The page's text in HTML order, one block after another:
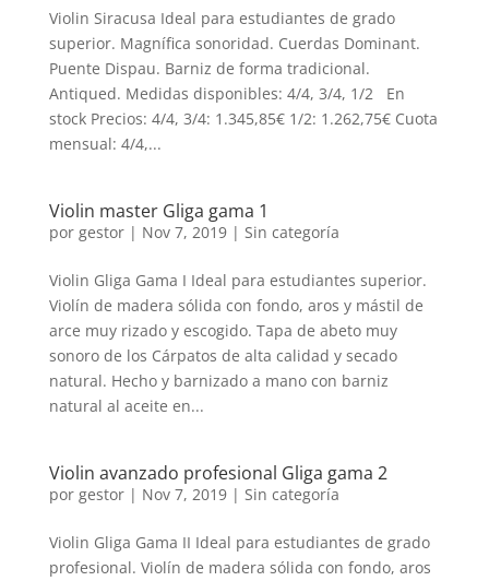
Violin Siracusa Ideal para estudiantes de grado
superior. Magnífica sonoridad. Cuerdas Dominant.
Puente Dispau. Barniz de forma tradicional.
Antiqued. Medidas disponibles: 4/4, 3/4, 1/2 En
stock Precios: 4/4, 3/4: 1.345,85€ 1/2: 1.262,75€ Cuota
mensual: 4/4,...
Violin master Gliga gama 1
por gestor| Nov 7, 2019| Sin categoría
Violin Gliga Gama I Ideal para estudiantes superior.
Violín de madera sólida con fondo, aros y mástil de
arce muy rizado y escogido. Tapa de abeto muy
sonoro de los Cárpatos de alta calidad y secado
natural. Hecho y barnizado a mano con barniz
natural al aceite en...
Violin avanzado profesional Gliga gama 2
por gestor| Nov 7, 2019| Sin categoría
Violin Gliga Gama II Ideal para estudiantes de grado
profesional. Violín de madera sólida con fondo, aros